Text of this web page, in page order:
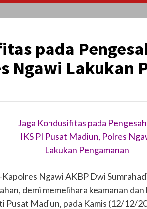
pada
Ngawi Lakukan
Jaga Kondusifitas pada
IKS PI Pusat Madiun, Polres
Lakukan Pengamanan
-Kapolres Ngawi AKBP Dwi
demi memelihara keamanan
Pusat Madiun, pada Kamis (12/12/